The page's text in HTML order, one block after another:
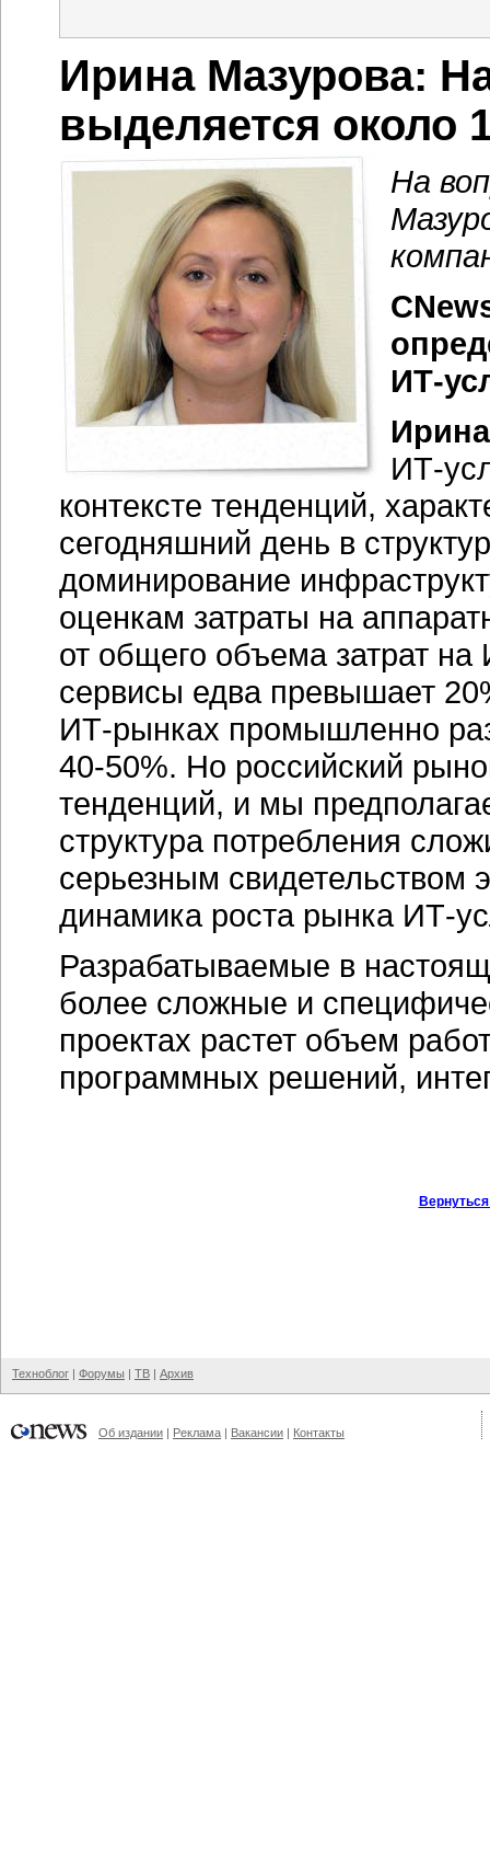
Ирина Мазурова:
выделяется около
На
ИТ-
ИТ-
контексте тенденций,
сегодняшний день в
доминирование
оценкам затраты на
от общего объема затрат на
сервисы едва превышает
ИТ-рынках промышленно
40-50%. Но российский
тенденций, и мы
структура потребления
серьезным свидетельством
динамика роста рынка ИТ-
Разрабатываемые в
более сложные и
проектах растет объем
программных решений,
Техноблог | Форумы | ТВ | Архив
Об издании | Реклама | Вакансии | Контакты